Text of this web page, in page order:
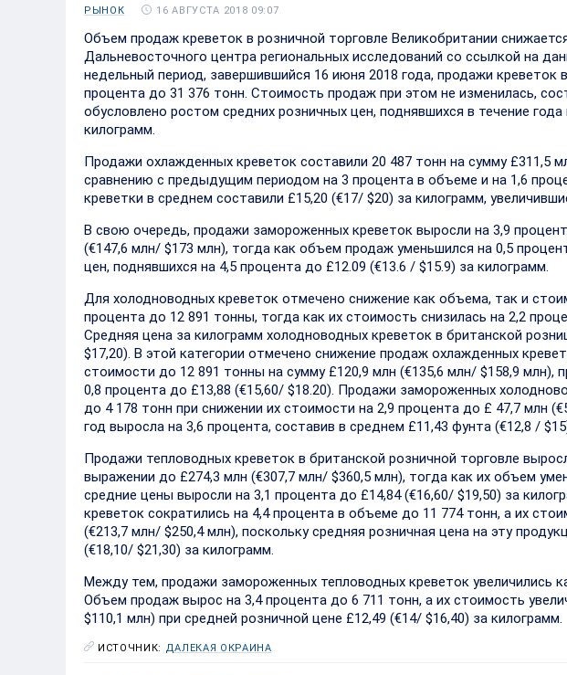
РЫНОК 16 АВГУСТА 2018 09:07
Объем продаж креветок в розничной торговле Великобритании
Дальневосточного центра региональных исследований со ссылкой на
недельный период, завершившийся 16 июня 2018 года, продажи креветок
процента до 31 376 тонн. Стоимость продаж при этом не изменилась,
обусловлено ростом средних розничных цен, поднявшихся в течение
килограмм.
Продажи охлажденных креветок составили 20 487 тонн на сумму £311,5
сравнению с предыдущим периодом на 3 процента в объеме и на 1,6
креветки в среднем составили £15,20 (€17/ $20) за килограмм,
В свою очередь, продажи замороженных креветок выросли на 3,9
(€147,6 млн/ $173 млн), тогда как объем продаж уменьшился на 0,5
цен, поднявшихся на 4,5 процента до £12.09 (€13.6 / $15.9) за килограмм.
Для холодноводных креветок отмечено снижение как объема, так и
процента до 12 891 тонны, тогда как их стоимость снизилась на 2,2
Средняя цена за килограмм холодноводных креветок в британской
$17,20). В этой категории отмечено снижение продаж охлажденных
стоимости до 12 891 тонны на сумму £120,9 млн (€135,6 млн/ $158,9 млн),
0,8 процента до £13,88 (€15,60/ $18.20). Продажи замороженных
до 4 178 тонн при снижении их стоимости на 2,9 процента до £ 47,7 млн
год выросла на 3,6 процента, составив в среднем £11,43 фунта (€12,8 /
Продажи тепловодных креветок в британской розничной торговле
выражении до £274,3 млн (€307,7 млн/ $360,5 млн), тогда как их объем
средние цены выросли на 3,1 процента до £14,84 (€16,60/ $19,50) за
креветок сократились на 4,4 процента в объеме до 11 774 тонн, а их
(€213,7 млн/ $250,4 млн), поскольку средняя розничная цена на эту
(€18,10/ $21,30) за килограмм.
Между тем, продажи замороженных тепловодных креветок увеличились
Объем продаж вырос на 3,4 процента до 6 711 тонн, а их стоимость
$110,1 млн) при средней розничной цене £12,49 (€14/ $16,40) за килограмм.
ИСТОЧНИК: ДАЛЕКАЯ ОКРАИНА